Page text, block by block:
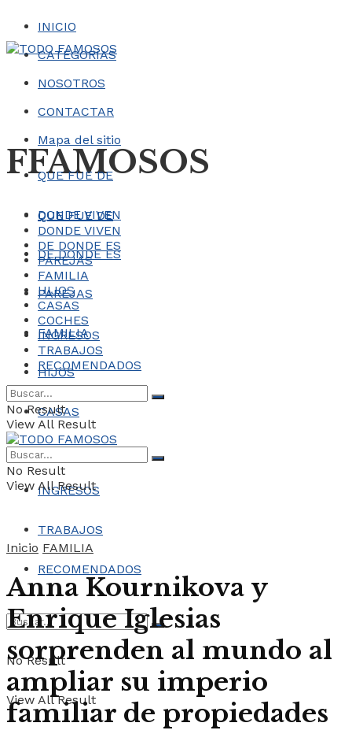
INICIO
CATEGORÍAS
NOSOTROS
CONTACTAR
Mapa del sitio
FFAMOSOS
QUE FUE DE
DONDE VIVEN
DE DONDE ES
PAREJAS
FAMILIA
HIJOS
CASAS
COCHES
INGRESOS
TRABAJOS
RECOMENDADOS
No Result
View All Result
QUE FUE DE
DONDE VIVEN
DE DONDE ES
PAREJAS
FAMILIA
HIJOS
CASAS
COCHES
INGRESOS
TRABAJOS
RECOMENDADOS
No Result
View All Result
No Result
View All Result
Inicio FAMILIA
Anna Kournikova y
Enrique Iglesias
sorprenden al mundo al
ampliar su imperio
familiar de propiedades